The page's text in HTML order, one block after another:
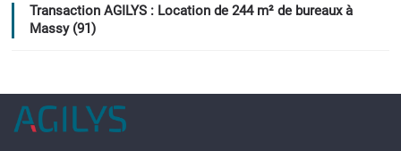
Transaction AGILYS : Location de 244 m² de bureaux à
Massy (91)